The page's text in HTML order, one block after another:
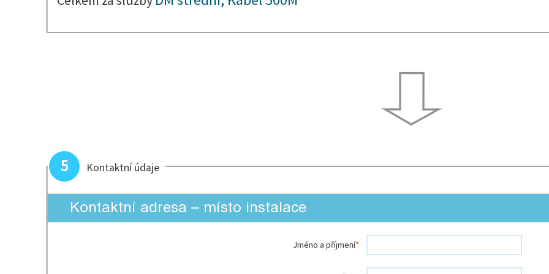
5 Kontaktní údaje
Kontaktní adresa – místo instalace
Jméno a příjmení*